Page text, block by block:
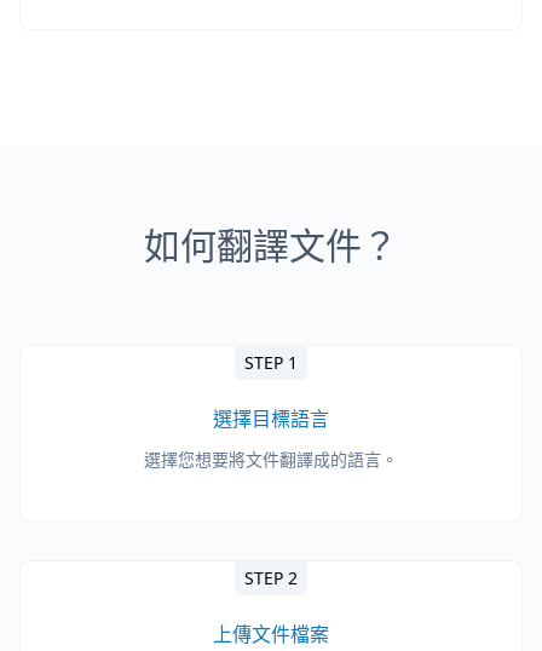
如何翻譯文件？
STEP 1
選擇目標語言
選擇您想要將文件翻譯成的語言。
STEP 2
上傳文件檔案